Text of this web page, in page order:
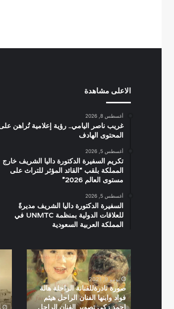
الاعلى مشاهدة
أغسطس 8, 2026
غريب ناصر اليامي.. رؤية إعلامية تُراهن
المحتوى الهادف
أغسطس 5, 2026
تكريم السفيرة الدكتورة داليا الشريف خارج
المملكة بلقب “القائد المؤثر للتراث على
مستوى العالم 2026”
أغسطس 5, 2026
السفيرة الدكتورة داليا الشريف مديرةً
للعلاقات الدولية بمنظمة UNMTC في
المملكة العربية السعودية
صورة
نادرةللفنانة
الراحلة
هالة
فواد
وابنها
يونيو 9, 2021
صورة نادرةللفنانة الراحلة هالة
فواد وابنها الفنان الراحل هيثم
احمد زكى تصوير الفنان الراحل